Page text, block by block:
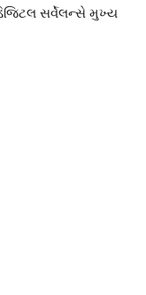
સર્વેલન્સે મુખ્ય